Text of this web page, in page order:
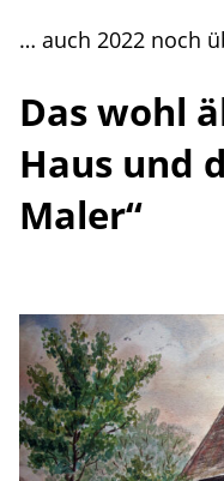
… auch 2022 noch
Das wohl
Haus und
Maler“